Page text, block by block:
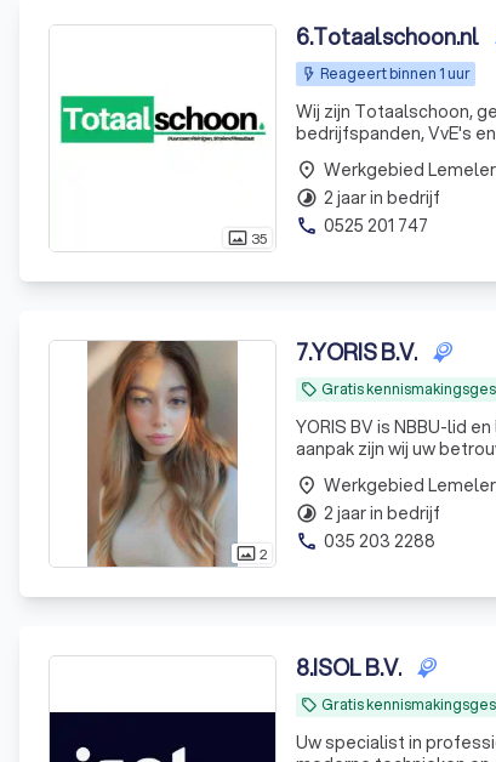
photo_size_select_actual 35
6.Totaalschoon.nl
Reageert binnen 1 uur
Wij zijn Totaalschoon,
bedrijfspanden, VvE's
door de Veluwe,
Apeldo
place Werkgebied
timelapse 2 jaar in bedrijf
phone 0525 201 747
photo_size_select_actual2
7.YORIS B.V.
local_offer Gratis
YORIS BV is NBBU-lid
aanpak zijn wij uw
place Werkgebied
timelapse 2 jaar in bedrijf
phone 035 203 2288
8.ISOL B.V.
local_offer Gratis
Uw specialist in